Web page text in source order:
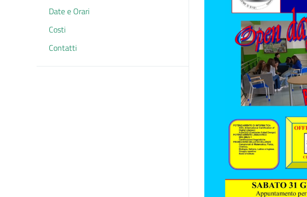
Date e Orari
Costi
Contatti